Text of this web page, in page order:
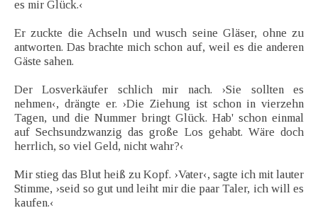
es mir Glück.‹
Er zuckte die Achseln und wusch seine Gläser, ohne zu
antworten. Das brachte mich schon auf, weil es die anderen
Gäste sahen.
Der Losverkäufer schlich mir nach. ›Sie sollten es
nehmen‹, drängte er. ›Die Ziehung ist schon in vierzehn
Tagen, und die Nummer bringt Glück. Hab' schon einmal
auf Sechsundzwanzig das große Los gehabt. Wäre doch
herrlich, so viel Geld, nicht wahr?‹
Mir stieg das Blut heiß zu Kopf. ›Vater‹, sagte ich mit lauter
Stimme, ›seid so gut und leiht mir die paar Taler, ich will es
kaufen.‹